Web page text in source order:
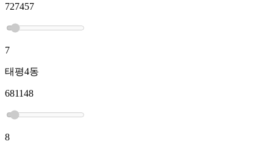
727457
7
태평4동
681148
8